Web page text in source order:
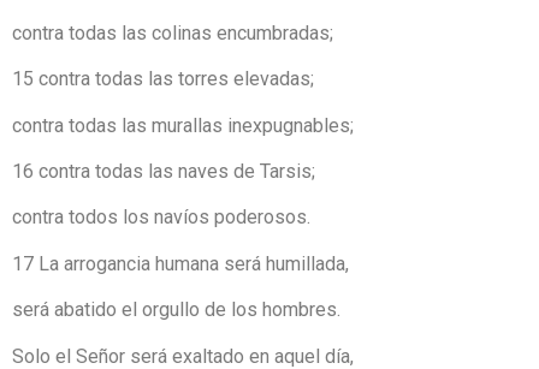
contra todas las colinas encumbradas;
15 contra todas las torres elevadas;
contra todas las murallas inexpugnables;
16 contra todas las naves de Tarsis;
contra todos los navíos poderosos.
17 La arrogancia humana será humillada,
será abatido el orgullo de los hombres.
Solo el Señor será exaltado en aquel día,